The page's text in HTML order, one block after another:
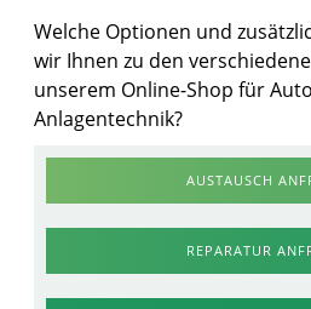
Welche Optionen und
wir Ihnen zu den
unserem Online-Shop für
Anlagentechnik?
AUSTAUSCH
REPARATUR